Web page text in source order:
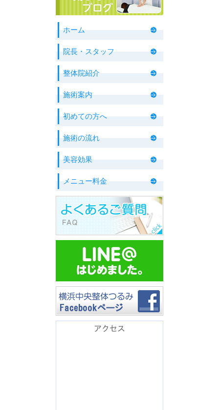
ホーム
院長・スタッフ
整体院紹介
施術案内
初めての方へ
施術の流れ
美容効果
メニュー料金
アクセス